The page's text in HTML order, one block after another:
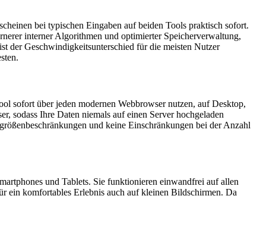
bei typischen Eingaben auf beiden Tools praktisch sofort.
interner Algorithmen und optimierter Speicherverwaltung,
der Geschwindigkeitsunterschied für die meisten Nutzer
sofort über jeden modernen Webbrowser nutzen, auf Desktop,
sodass Ihre Daten niemals auf einen Server hochgeladen
und keine Einschränkungen bei der Anzahl
und Tablets. Sie funktionieren einwandfrei auf allen
komfortables Erlebnis auch auf kleinen Bildschirmen. Da